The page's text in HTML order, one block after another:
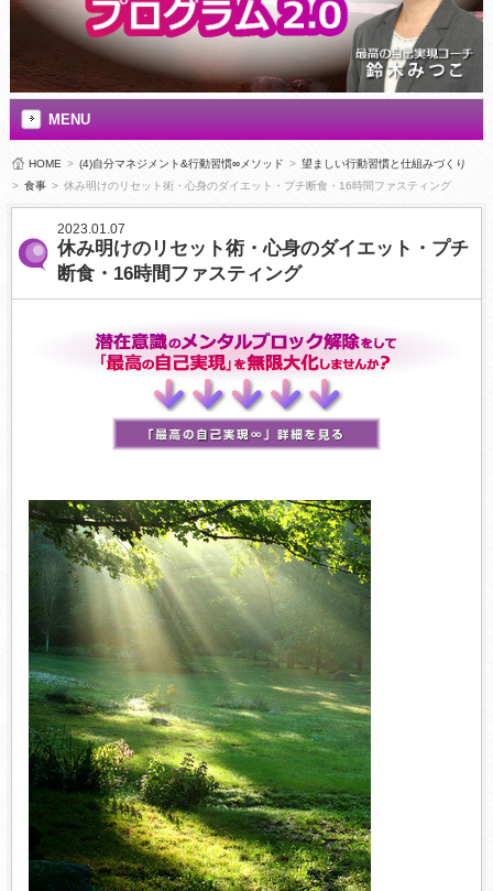
MENU
HOME > (4)自分マネジメント&行動習慣∞メソッド > 望ましい行動習慣と仕組みづくり
> 食事 > 休み明けのリセット術・心身のダイエット・プチ断食・16時間ファスティング
2023.01.07
休み明けのリセット術・心身のダイエット・プチ
断食・16時間ファスティング